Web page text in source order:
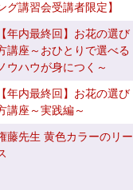
グ講習会受講者限定】
【年内最終回】お花の選び
講座～おひとりで選べる
ノウハウが身につく～
【年内最終回】お花の選び
講座～実践編～
藤先生 黄色カラーのリー